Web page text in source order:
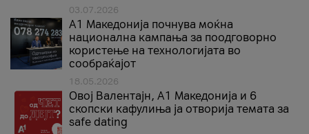
03.07.2026
A1 Македонија почнува моќна
национална кампања за поодговорно
користење на технологијата во
сообраќајот
18.05.2026
Овој Валентајн, A1 Македонија и 6
скопски кафулиња ја отворија темата за
safe dating